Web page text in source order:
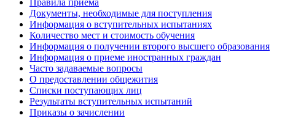
Правила приема
Документы, необходимые для поступления
Информация о вступительных испытаниях
Количество мест и стоимость обучения
Информация о получении второго высшего образования
Информация о приеме иностранных граждан
Часто задаваемые вопросы
О предоставлении общежития
Списки поступающих лиц
Результаты вступительных испытаний
Приказы о зачислении